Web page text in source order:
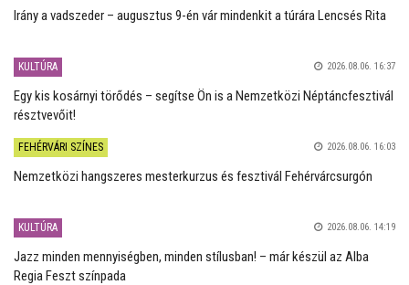
Irány a vadszeder – augusztus 9-én vár mindenkit a túrára Lencsés Rita
KULTÚRA 2026.08.06. 16:37
Egy kis kosárnyi törődés – segítse Ön is a Nemzetközi Néptáncfesztivál
résztvevőit!
FEHÉRVÁRI SZÍNES 2026.08.06. 16:03
Nemzetközi hangszeres mesterkurzus és fesztivál Fehérvárcsurgón
KULTÚRA 2026.08.06. 14:19
Jazz minden mennyiségben, minden stílusban! – már készül az Alba
Regia Feszt színpada